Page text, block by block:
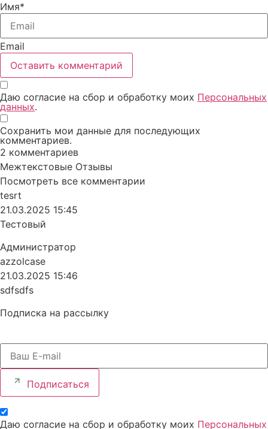
Имя*
Email
Даю согласие на сбор и обработку моих Персональных
данных.
Сохранить мои данные для последующих
комментариев.
2 комментариев
Межтекстовые Отзывы
Посмотреть все комментарии
tesrt
21.03.2025 15:45
Тестовый
Администратор
azzolcase
21.03.2025 15:46
sdfsdfs
Подписка на рассылку
Подписаться
Даю согласие на сбор и обработку моих Персональных